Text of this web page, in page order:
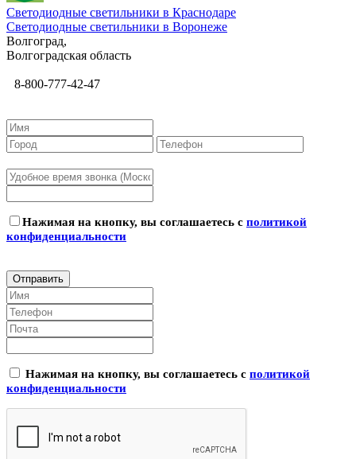
Светодиодные светильники в Краснодаре
Светодиодные светильники в Воронеже
Волгоград,
Волгоградская область
8-800-777-42-47
Нажимая на кнопку, вы соглашаетесь с политикой
конфиденциальности
Нажимая на кнопку, вы соглашаетесь с политикой
конфиденциальности